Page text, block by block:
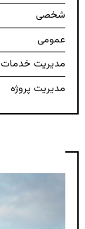
شخصی
عمومی
مدیریت خدمات
مدیریت پروژه